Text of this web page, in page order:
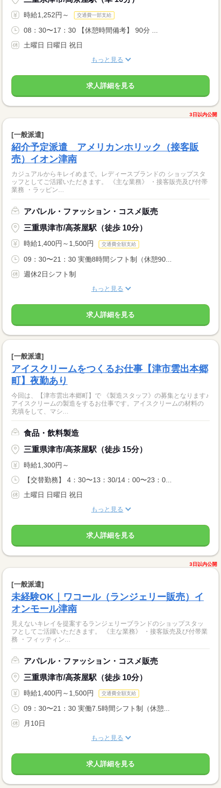
時給1,252円～ 交通費一部支給
08：30〜17：30 【休憩時間備考】 90分 ...
土曜日 日曜日 祝日
もっと見る
求人詳細を見る
3日以内公開
[一般派遣]
紹介予定派遣 アメリカンホリック（接客販
売）イオン津南
カジュアルからキレイめまで。レディースブランドの ショップスタ
ッフとしてご活躍いただきます。 《主な業務》 ・接客販売及び付帯
業務 ・ラッピン...
アパレル・ファッション・コスメ販売
三重県津市/高茶屋駅（徒歩 10分）
時給1,400円～1,500円 交通費全額支給
09：30〜21：30 実働8時間シフト制（休憩90...
週休2日シフト制
もっと見る
求人詳細を見る
[一般派遣]
アイスクリームをつくるお仕事【津市雲出本郷
町】夜勤あり
今回は、【津市雲出本郷町】で 《製造スタッフ》の募集となります♪
アイスクリームの製造をするお仕事です。アイスクリームの材料の
充填をして、マシ...
食品・飲料製造
三重県津市/高茶屋駅（徒歩 15分）
時給1,300円～
【交替勤務】 4：30〜13：30/14：00〜23：0...
土曜日 日曜日 祝日
もっと見る
求人詳細を見る
3日以内公開
[一般派遣]
未経験OK｜ワコール（ランジェリー販売）イ
オンモール津南
見えないキレイを提案するランジェリーブランドのショップスタッ
フとしてご活躍いただきます。 《主な業務》 ・接客販売及び付帯業
務 ・フィッティン...
アパレル・ファッション・コスメ販売
三重県津市/高茶屋駅（徒歩 10分）
時給1,400円～1,500円 交通費全額支給
09：30〜21：30 実働7.5時間シフト制（休憩...
月10日
もっと見る
求人詳細を見る